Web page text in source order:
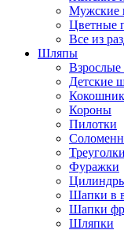
Мужские
Цветные
Все из
Шляпы
Детские
Короны
Пилотки
Треуголки
Фуражки
Шапки в
Шапки
Шляпки